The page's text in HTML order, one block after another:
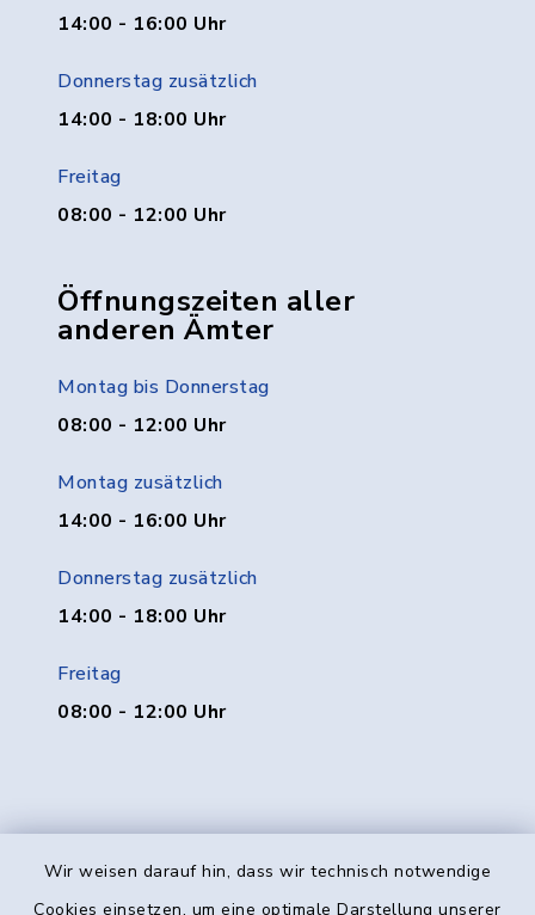
Wir weisen darauf hin, dass wir technisch notwendige
Cookies einsetzen, um eine optimale Darstellung unserer
14:00 - 16:00 Uhr
Donnerstag zusätzlich
14:00 - 18:00 Uhr
Freitag
08:00 - 12:00 Uhr
Öffnungszeiten aller
anderen Ämter
Montag bis Donnerstag
08:00 - 12:00 Uhr
Montag zusätzlich
14:00 - 16:00 Uhr
Donnerstag zusätzlich
14:00 - 18:00 Uhr
Freitag
08:00 - 12:00 Uhr
Kontakt